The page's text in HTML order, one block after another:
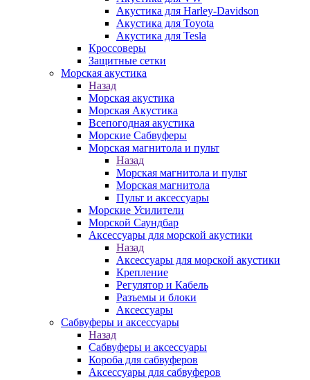
Акустика для Harley-Davidson
Акустика для Toyota
Акустика для Tesla
Кроссоверы
Защитные сетки
Морская акустика
Назад
Морская акустика
Морская Акустика
Всепогодная акустика
Морские Сабвуферы
Морская магнитола и пульт
Назад
Морская магнитола и пульт
Морская магнитола
Пульт и аксессуары
Морские Усилители
Морской Cаундбар
Аксессуары для морской акустики
Назад
Аксессуары для морской акустики
Крепление
Регулятор и Кабель
Разъемы и блоки
Аксессуары
Сабвуферы и аксессуары
Назад
Сабвуферы и аксессуары
Короба для сабвуферов
Аксессуары для сабвуферов